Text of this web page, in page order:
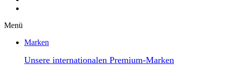
Menü
Marken
Unsere internationalen Premium-Marken